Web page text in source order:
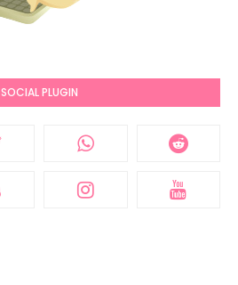
SOCIAL PLUGIN